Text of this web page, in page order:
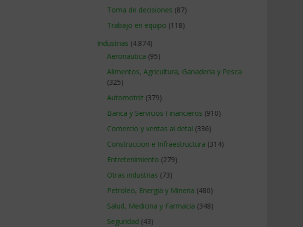
Toma de decisiones (87)
Trabajo en equipo (118)
Industrias (4.874)
Aeronautica (95)
Alimentos, Agricultura, Ganaderia y Pesca
(325)
Automotriz (379)
Banca y Servicios Financieros (910)
Comercio y ventas al detal (336)
Construccion e Infraestructura (314)
Entretenimiento (279)
Otras industrias (73)
Petroleo, Energia y Mineria (480)
Salud, Medicina y Farmacia (348)
Seguridad (43)